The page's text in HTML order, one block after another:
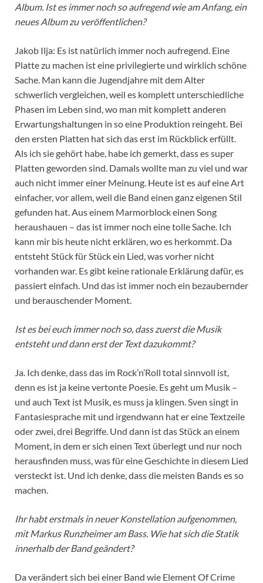
Album. Ist es immer noch so aufregend wie am Anfang, ein
neues Album zu veröffentlichen?
Jakob Ilja: Es ist natürlich immer noch aufregend. Eine
Platte zu machen ist eine privilegierte und wirklich schöne
Sache. Man kann die Jugendjahre mit dem Alter
schwerlich vergleichen, weil es komplett unterschiedliche
Phasen im Leben sind, wo man mit komplett anderen
Erwartungshaltungen in so eine Produktion reingeht. Bei
den ersten Platten hat sich das erst im Rückblick erfüllt.
Als ich sie gehört habe, habe ich gemerkt, dass es super
Platten geworden sind. Damals wollte man zu viel und war
auch nicht immer einer Meinung. Heute ist es auf eine Art
einfacher, vor allem, weil die Band einen ganz eigenen Stil
gefunden hat. Aus einem Marmorblock einen Song
heraushauen – das ist immer noch eine tolle Sache. Ich
kann mir bis heute nicht erklären, wo es herkommt. Da
entsteht Stück für Stück ein Lied, was vorher nicht
vorhanden war. Es gibt keine rationale Erklärung dafür, es
passiert einfach. Und das ist immer noch ein bezaubernder
und berauschender Moment.
Ist es bei euch immer noch so, dass zuerst die Musik
entsteht und dann erst der Text dazukommt?
Ja. Ich denke, dass das im Rock’n’Roll total sinnvoll ist,
denn es ist ja keine vertonte Poesie. Es geht um Musik –
und auch Text ist Musik, es muss ja klingen. Sven singt in
Fantasiesprache mit und irgendwann hat er eine Textzeile
oder zwei, drei Begriffe. Und dann ist das Stück an einem
Moment, in dem er sich einen Text überlegt und nur noch
herausfinden muss, was für eine Geschichte in diesem Lied
versteckt ist. Und ich denke, dass die meisten Bands es so
machen.
Ihr habt erstmals in neuer Konstellation aufgenommen,
mit Markus Runzheimer am Bass. Wie hat sich die Statik
innerhalb der Band geändert?
Da verändert sich bei einer Band wie Element Of Crime